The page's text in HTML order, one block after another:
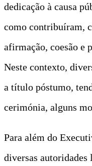
dedicação à causa
como contribuíram,
afirmação, coesão e
Neste contexto,
a título póstumo,
cerimónia, alguns
Para além do
diversas autoridades